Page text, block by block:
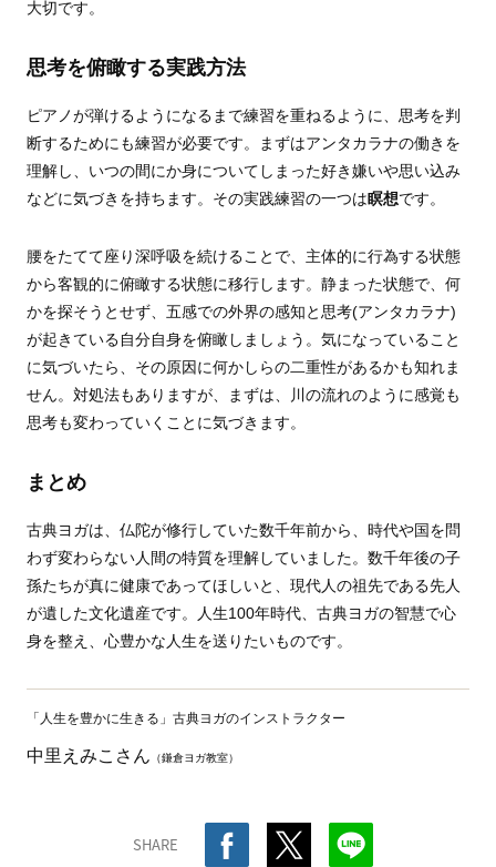
大切です。
思考を俯瞰する実践方法
ピアノが弾けるようになるまで練習を重ねるように、思考を判
断するためにも練習が必要です。まずはアンタカラナの働きを
理解し、いつの間にか身についてしまった好き嫌いや思い込み
などに気づきを持ちます。その実践練習の一つは瞑想です。
腰をたてて座り深呼吸を続けることで、主体的に行為する状態
から客観的に俯瞰する状態に移行します。静まった状態で、何
かを探そうとせず、五感での外界の感知と思考(アンタカラナ)
が起きている自分自身を俯瞰しましょう。気になっていること
に気づいたら、その原因に何かしらの二重性があるかも知れま
せん。対処法もありますが、まずは、川の流れのように感覚も
思考も変わっていくことに気づきます。
まとめ
古典ヨガは、仏陀が修行していた数千年前から、時代や国を問
わず変わらない人間の特質を理解していました。数千年後の子
孫たちが真に健康であってほしいと、現代人の祖先である先人
が遺した文化遺産です。人生100年時代、古典ヨガの智慧で心
身を整え、心豊かな人生を送りたいものです。
「人生を豊かに生きる」古典ヨガのインストラクター
中里えみこさん （鎌倉ヨガ教室）
SHARE